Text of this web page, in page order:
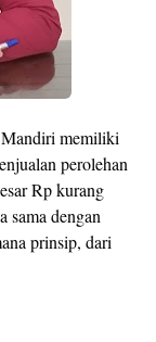
memiliki
perolehan
Rp kurang
sama dengan
prinsip, dari